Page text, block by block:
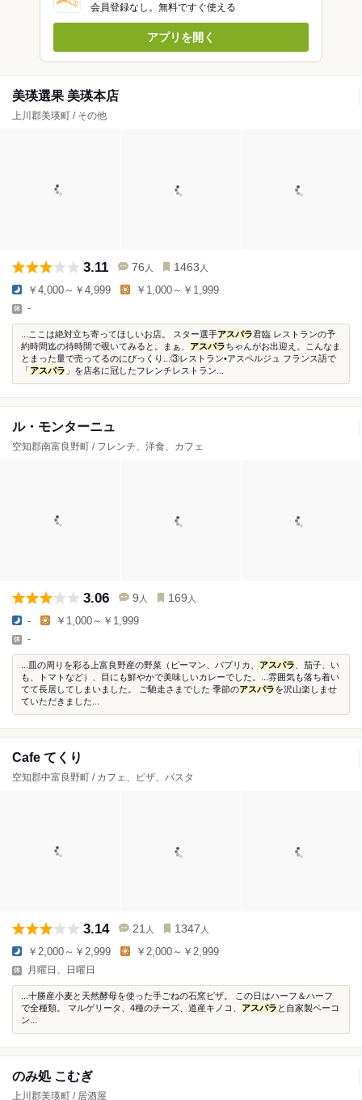
会員登録なし。無料ですぐ使える
アプリを開く
美瑛選果 美瑛本店
上川郡美瑛町 / その他
3.11 76 人 1463 人
￥4,000～￥4,999 ￥1,000～￥1,999
-
...ここは絶対立ち寄ってほしいお店。 スター選手アスパラ君臨 レストランの予
約時間迄の待時間で覗いてみると。まぁ、 アスパラちゃんがお出迎え。こんなま
とまった量で売ってるのにびっくり...③レストラン•アスペルジュ フランス語で
「アスパラ 」を店名に冠したフレンチレストラン...
ル・モンターニュ
空知郡南富良野町 / フレンチ、洋食、カフェ
3.06 9 人 169 人
- ￥1,000～￥1,999
-
...皿の周りを彩る上富良野産の野菜（ピーマン、パプリカ、 アスパラ 、茄子、い
も、トマトなど）、目にも鮮やかで美味しいカレーでした。...雰囲気も落ち着い
てて長居してしまいました。 ご馳走さまでした 季節のアスパラを沢山楽しませ
ていただきました...
Cafe てくり
空知郡中富良野町 / カフェ、ピザ、パスタ
3.14 21 人 1347 人
￥2,000～￥2,999 ￥2,000～￥2,999
月曜日、日曜日
...十勝産小麦と天然酵母を使った手ごねの石窯ピザ。 この日はハーフ＆ハーフ
で全種類。 マルゲリータ、4種のチーズ、道産キノコ、 アスパラ と自家製ベーコ
ン...
のみ処 こむぎ
上川郡美瑛町 / 居酒屋